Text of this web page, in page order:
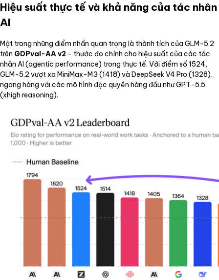
Hiệu suất thực tế và khả năng của tác nhân
AI
Một trong những điểm nhấn quan trọng là thành tích của GLM-5.2
trên GDPval-AA v2 - thước đo chính cho hiệu suất của các tác
nhân AI (agentic performance) trong thực tế. Với điểm số 1524,
GLM-5.2 vượt xa MiniMax-M3 (1418) và DeepSeek V4 Pro (1328),
ngang hàng với các mô hình độc quyền hàng đầu như GPT-5.5
(xhigh reasoning).